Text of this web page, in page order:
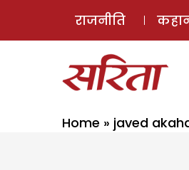
राजनीति
Home » javed